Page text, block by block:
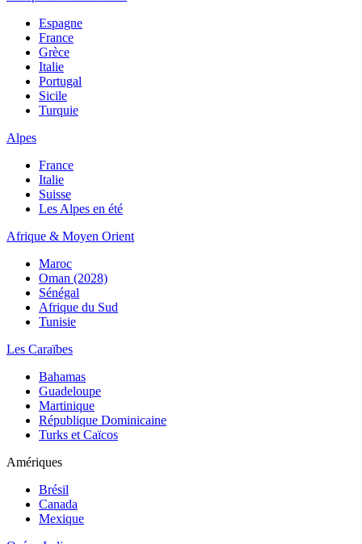
Espagne
France
Grèce
Italie
Portugal
Sicile
Turquie
Alpes
France
Italie
Suisse
Les Alpes en été
Afrique & Moyen Orient
Maroc
Oman (2028)
Sénégal
Afrique du Sud
Tunisie
Les Caraïbes
Bahamas
Guadeloupe
Martinique
République Dominicaine
Turks et Caïcos
Amériques
Brésil
Canada
Mexique